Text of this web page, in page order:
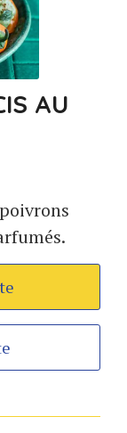
AU